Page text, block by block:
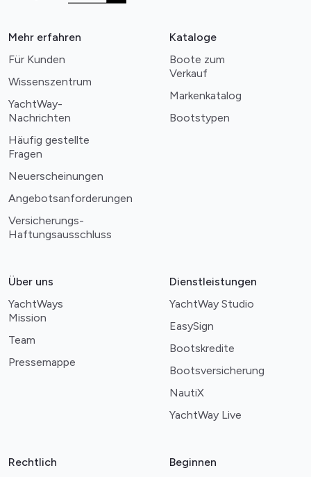
Mehr erfahren
Für Kunden
Wissenszentrum
YachtWay-
Nachrichten
Häufig gestellte
Fragen
Neuerscheinungen
Angebotsanforderungen
Versicherungs-
Haftungsausschluss
Kataloge
Boote zum
Verkauf
Markenkatalog
Bootstypen
Über uns
YachtWays
Mission
Team
Pressemappe
Dienstleistungen
YachtWay Studio
EasySign
Bootskredite
Bootsversicherung
NautiX
YachtWay Live
Rechtlich
Beginnen